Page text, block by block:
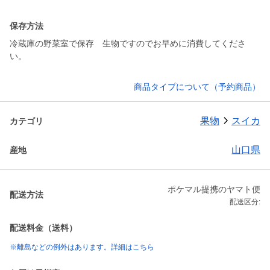
保存方法
冷蔵庫の野菜室で保存 生物ですのでお早めに消費してくださ
い。
商品タイプについて（予約商品）
カテゴリ 果物 スイカ
産地 山口県
配送方法
ポケマル提携のヤマト便
配送区分:
配送料金（送料）
※離島などの例外はあります。詳細はこちら